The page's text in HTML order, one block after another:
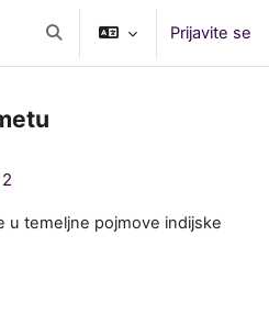
Preklopi iskalni vnosPrijavite se
u temeljne pojmove indijske